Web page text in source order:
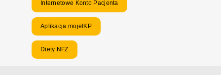
Internetowe Konto Pacjenta
Aplikacja mojeIKP
Diety NFZ